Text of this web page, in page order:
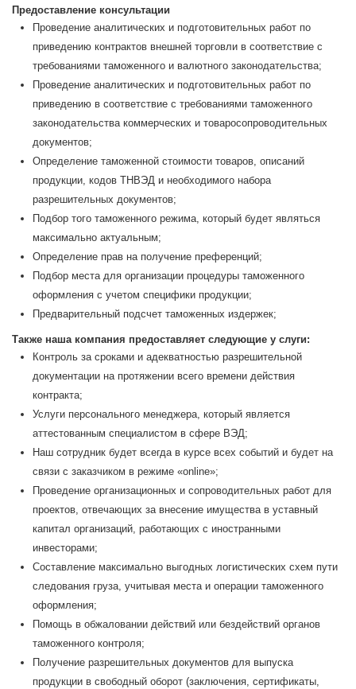
Предоставление консультации
Проведение аналитических и подготовительных работ по
приведению контрактов внешней торговли в соответствие с
требованиями таможенного и валютного законодательства;
Проведение аналитических и подготовительных работ по
приведению в соответствие с требованиями таможенного
законодательства коммерческих и товаросопроводительных
документов;
Определение таможенной стоимости товаров, описаний
продукции, кодов ТНВЭД и необходимого набора
разрешительных документов;
Подбор того таможенного режима, который будет являться
максимально актуальным;
Определение прав на получение преференций;
Подбор места для организации процедуры таможенного
оформления с учетом специфики продукции;
Предварительный подсчет таможенных издержек;
Также наша компания предоставляет следующие у слуги:
Контроль за сроками и адекватностью разрешительной
документации на протяжении всего времени действия
контракта;
Услуги персонального менеджера, который является
аттестованным специалистом в сфере ВЭД;
Наш сотрудник будет всегда в курсе всех событий и будет на
связи с заказчиком в режиме «online»;
Проведение организационных и сопроводительных работ для
проектов, отвечающих за внесение имущества в уставный
капитал организаций, работающих с иностранными
инвесторами;
Составление максимально выгодных логистических схем пути
следования груза, учитывая места и операции таможенного
оформления;
Помощь в обжаловании действий или бездействий органов
таможенного контроля;
Получение разрешительных документов для выпуска
продукции в свободный оборот (заключения, сертификаты,